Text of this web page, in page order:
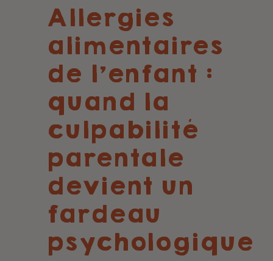
Allergies
alimentaires
de l’enfant :
quand la
culpabilité
parentale
devient un
fardeau
psychologique